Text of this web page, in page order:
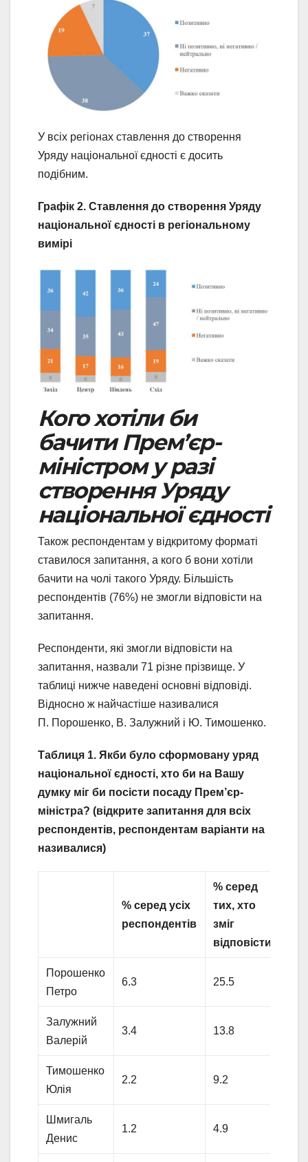
У всіх регіонах ставлення до створення
Уряду національної єдності є досить
подібним.
Графік 2. Ставлення до створення Уряду
національної єдності в регіональному
вимірі
Кого хотіли би
бачити Прем’єр-
міністром у разі
створення Уряду
національної єдності
Також респондентам у відкритому форматі
ставилося запитання, а кого б вони хотіли
бачити на чолі такого Уряду. Більшість
респондентів (76%) не змогли відповісти на
запитання.
Респонденти, які змогли відповісти на
запитання, назвали 71 різне прізвище. У
таблиці нижче наведені основні відповіді.
Відносно ж найчастіше називалися
П. Порошенко, В. Залужний і Ю. Тимошенко.
Таблиця 1. Якби було сформовану уряд
національної єдності, хто би на Вашу
думку міг би посісти посаду Прем’єр-
міністра? (відкрите запитання для всіх
респондентів, респондентам варіанти на
називалися)
%серед усіх
респондентів
% серед
тих, хто
зміг
відповісти
Порошенко
Петро
6.3 25.5
Залужний
Валерій
3.4 13.8
Тимошенко
Юлія
2.2 9.2
Шмигаль
Денис
1.2 4.9